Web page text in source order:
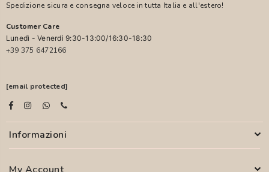
Spedizione sicura e consegna veloce in tutta Italia e all'estero!
Customer Care
Lunedì - Venerdì 9:30-13:00/16:30-18:30
+39 375 6472166
[email protected]
Informazioni